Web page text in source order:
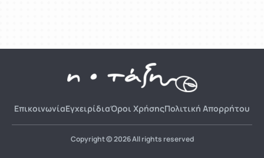
ΕπικοινωνίαΕγχειρίδιαΌροι ΧρήσηςΠολιτική Απορρήτου
Copyright © 2026 All rights reserved